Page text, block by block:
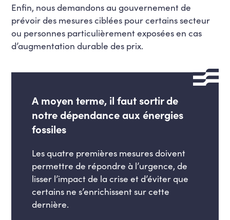
Enfin, nous demandons au gouvernement de
prévoir des mesures ciblées pour certains secteur
ou personnes particulièrement exposées en cas
d’augmentation durable des prix.
A moyen terme, il faut sortir de
notre dépendance aux énergies
fossiles
Les quatre premières mesures doivent
permettre de répondre à l’urgence, de
lisser l’impact de la crise et d’éviter que
certains ne s’enrichissent sur cette
dernière.